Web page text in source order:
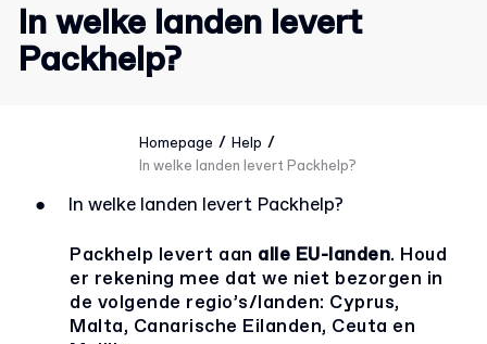
In welke landen levert
Packhelp?
Homepage / Help /
In welke landen levert Packhelp?
●
In welke landen levert Packhelp?
Packhelp levert aan alle EU-landen. Houd
er rekening mee dat we niet bezorgen in
de volgende regio’s/landen: Cyprus,
Malta, Canarische Eilanden, Ceuta en